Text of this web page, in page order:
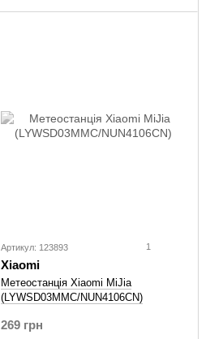
Артикул: 123893 1
Xiaomi
Метеостанція Xiaomi MiJia
(LYWSD03MMC/NUN4106CN)
269 грн